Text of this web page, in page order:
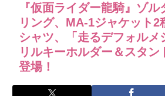
『仮面ライダー龍騎』ゾ
リング、MA-1ジャケット2
シャツ、「走るデフォルメ
リルキーホルダー＆スタン
登場！